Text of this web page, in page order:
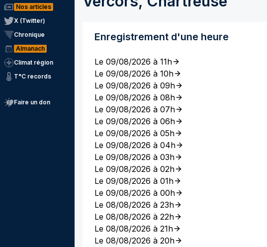
Nos articles
X (Twitter)
Chronique
Almanach
Climat région
T°C records
Faire un don
Enregistrement d'une heure
Le 09/08/2026 à 11h
Le 09/08/2026 à 10h
Le 09/08/2026 à 09h
Le 09/08/2026 à 08h
Le 09/08/2026 à 07h
Le 09/08/2026 à 06h
Le 09/08/2026 à 05h
Le 09/08/2026 à 04h
Le 09/08/2026 à 03h
Le 09/08/2026 à 02h
Le 09/08/2026 à 01h
Le 09/08/2026 à 00h
Le 08/08/2026 à 23h
Le 08/08/2026 à 22h
Le 08/08/2026 à 21h
Le 08/08/2026 à 20h